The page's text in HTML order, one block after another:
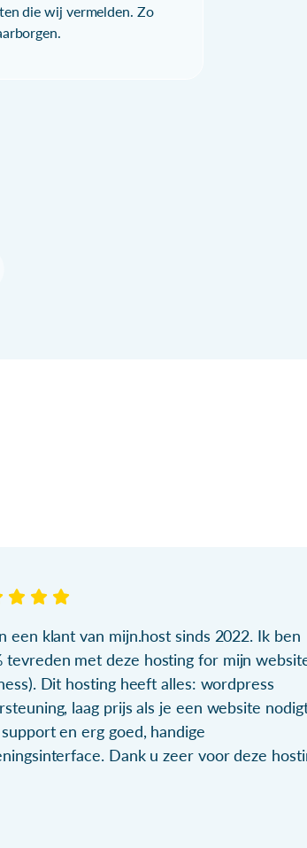
die wij vermelden. Zo
een klant van mijn.host sinds 2022. Ik ben
tevreden met deze hosting for mijn
Dit hosting heeft alles: wordpress
laag prijs als je een website
en erg goed, handige
Dank u zeer voor deze